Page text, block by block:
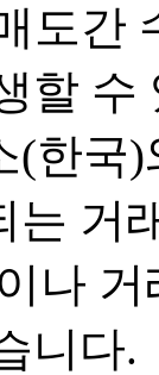
도간
할 수
(한국
는 거
나
니다.